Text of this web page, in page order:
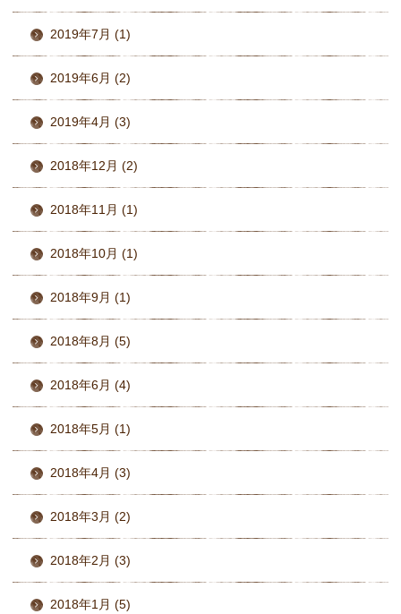
2019年7月 (1)
2019年6月 (2)
2019年4月 (3)
2018年12月 (2)
2018年11月 (1)
2018年10月 (1)
2018年9月 (1)
2018年8月 (5)
2018年6月 (4)
2018年5月 (1)
2018年4月 (3)
2018年3月 (2)
2018年2月 (3)
2018年1月 (5)